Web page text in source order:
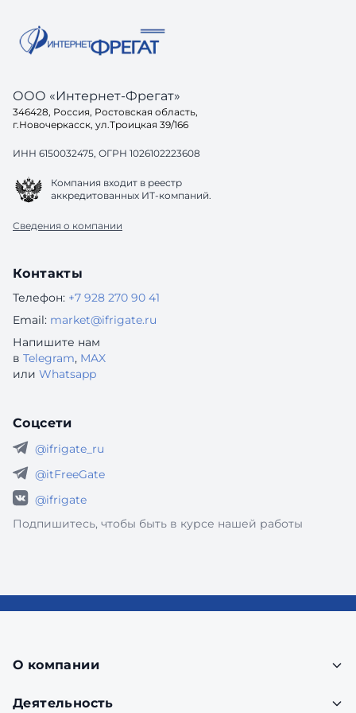
к
ООО «Интернет-Фрегат»
346428, Россия, Ростовская область,
г.Новочеркасск, ул.Троицкая 39/166
ИНН 6150032475, ОГРН 1026102223608
Компания входит в реестр
аккредитованных ИТ-компаний.
Сведения о компании
Контакты
Телефон: +7 928 270 90 41
Email: market@ifrigate.ru
Напишите нам
в Telegram, MAX
или Whatsapp
Соцсети
@ifrigate_ru
@itFreeGate
@ifrigate
Подпишитесь, чтобы быть в курсе нашей работы
О компании
Деятельность